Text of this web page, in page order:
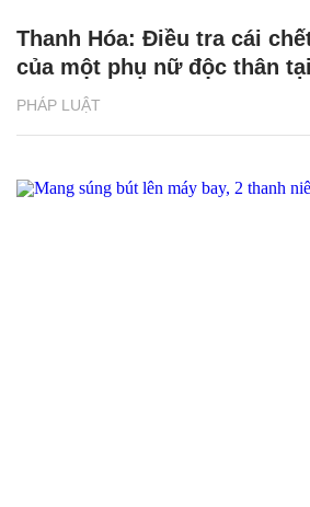
PHÁP LUẬT
Thanh Hóa: Điều tra cái
của một phụ nữ độc thân